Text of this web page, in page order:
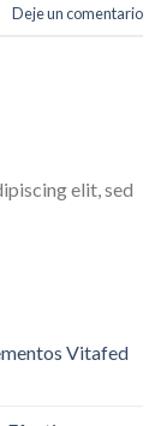
Deje un comentario
elit, sed
Vitafed